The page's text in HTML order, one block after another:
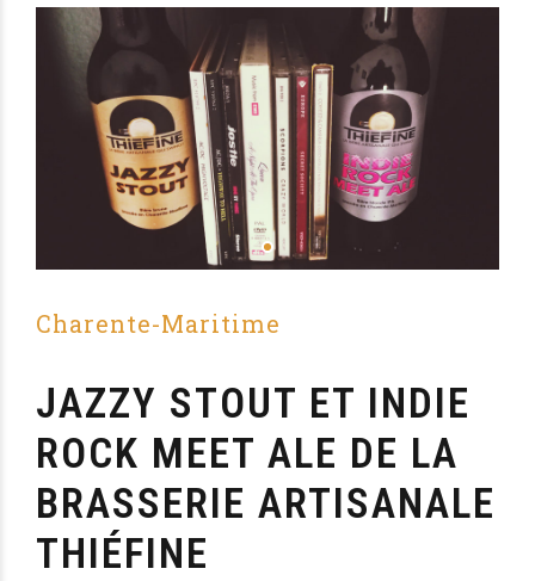
Charente-Maritime
JAZZY STOUT ET INDIE
ROCK MEET ALE DE LA
BRASSERIE ARTISANALE
THIÉFINE